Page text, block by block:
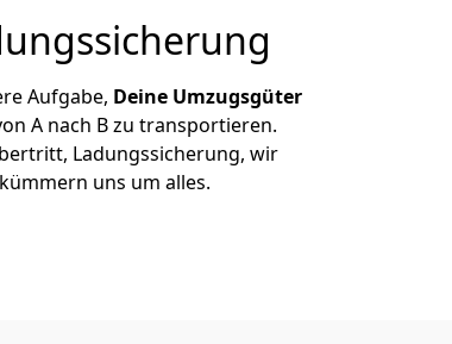
Aufgabe, Deine Umzugsgüter
A nach B zu transportieren.
Ladungssicherung, wir
kümmern uns um alles.